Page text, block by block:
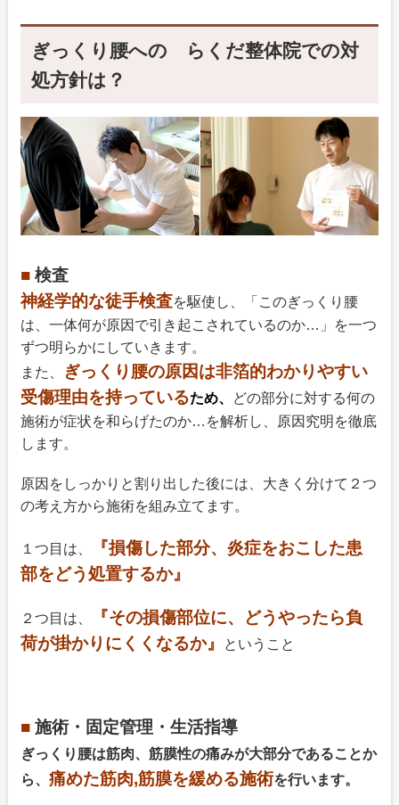
ぎっくり腰への らくだ整体院での対
処方針は？
■検査
神経学的な徒手検査を駆使し、「このぎっくり腰
は、一体何が原因で引き起こされているのか…」を一つ
ずつ明らかにしていきます。
また、
ぎっくり腰の原因は非箔的わかりやすい
受傷理由を持っているため、
どの部分に対する何の
施術が症状を和らげたのか…を解析し、原因究明を徹底
します。
原因をしっかりと割り出した後には、大きく分けて２つ
の考え方から施術を組み立てます。
１つ目は、
『損傷した部分、炎症をおこした患
部をどう処置するか』
２つ目は、
『その損傷部位に、どうやったら負
荷が掛かりにくくなるか』
ということ
■施術・固定管理・生活指導
ぎっくり腰は筋肉、筋膜性の痛みが大部分であることか
ら、痛めた筋肉,筋膜を緩める施術を行います。